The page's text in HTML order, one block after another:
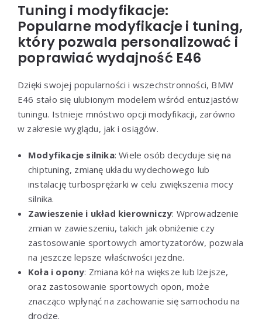
Tuning i modyfikacje:
Popularne modyfikacje i tuning,
który pozwala personalizować i
poprawiać wydajność E46
Dzięki swojej popularności i wszechstronności, BMW
E46 stało się ulubionym modelem wśród entuzjastów
tuningu. Istnieje mnóstwo opcji modyfikacji, zarówno
w zakresie wyglądu, jak i osiągów.
Modyfikacje silnika: Wiele osób decyduje się na
chiptuning, zmianę układu wydechowego lub
instalację turbosprężarki w celu zwiększenia mocy
silnika.
Zawieszenie i układ kierowniczy: Wprowadzenie
zmian w zawieszeniu, takich jak obniżenie czy
zastosowanie sportowych amortyzatorów, pozwala
na jeszcze lepsze właściwości jezdne.
Koła i opony: Zmiana kół na większe lub lżejsze,
oraz zastosowanie sportowych opon, może
znacząco wpłynąć na zachowanie się samochodu na
drodze.